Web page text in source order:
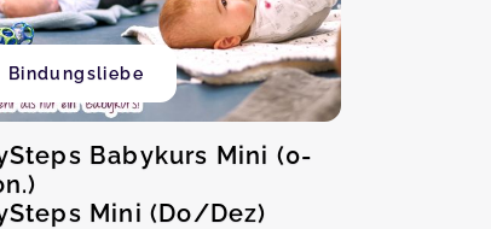
Bindungsliebe
Babykurs Mini (0-
Mini (Do/Dez)